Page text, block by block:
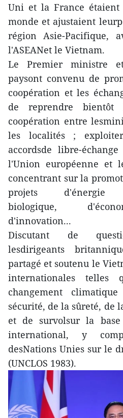
Uni et la France étaient
monde et ajustaient
région Asie-Pacifique,
l'ASEANet le Vietnam.
Le Premier ministre
paysont convenu de
coopération et les
de reprendre bientôt
coopération entre
les localités ;
accordsde libre-
l'Union européenne et
concentrant sur la
projets d'énergie
biologique,
d'innovation...
Discutant de
lesdirigeants
partagé et soutenu le
internationales
changement
sécurité, de la sûreté, de
et de survolsur la
international, y
desNations Unies sur le
(UNCLOS 1983).